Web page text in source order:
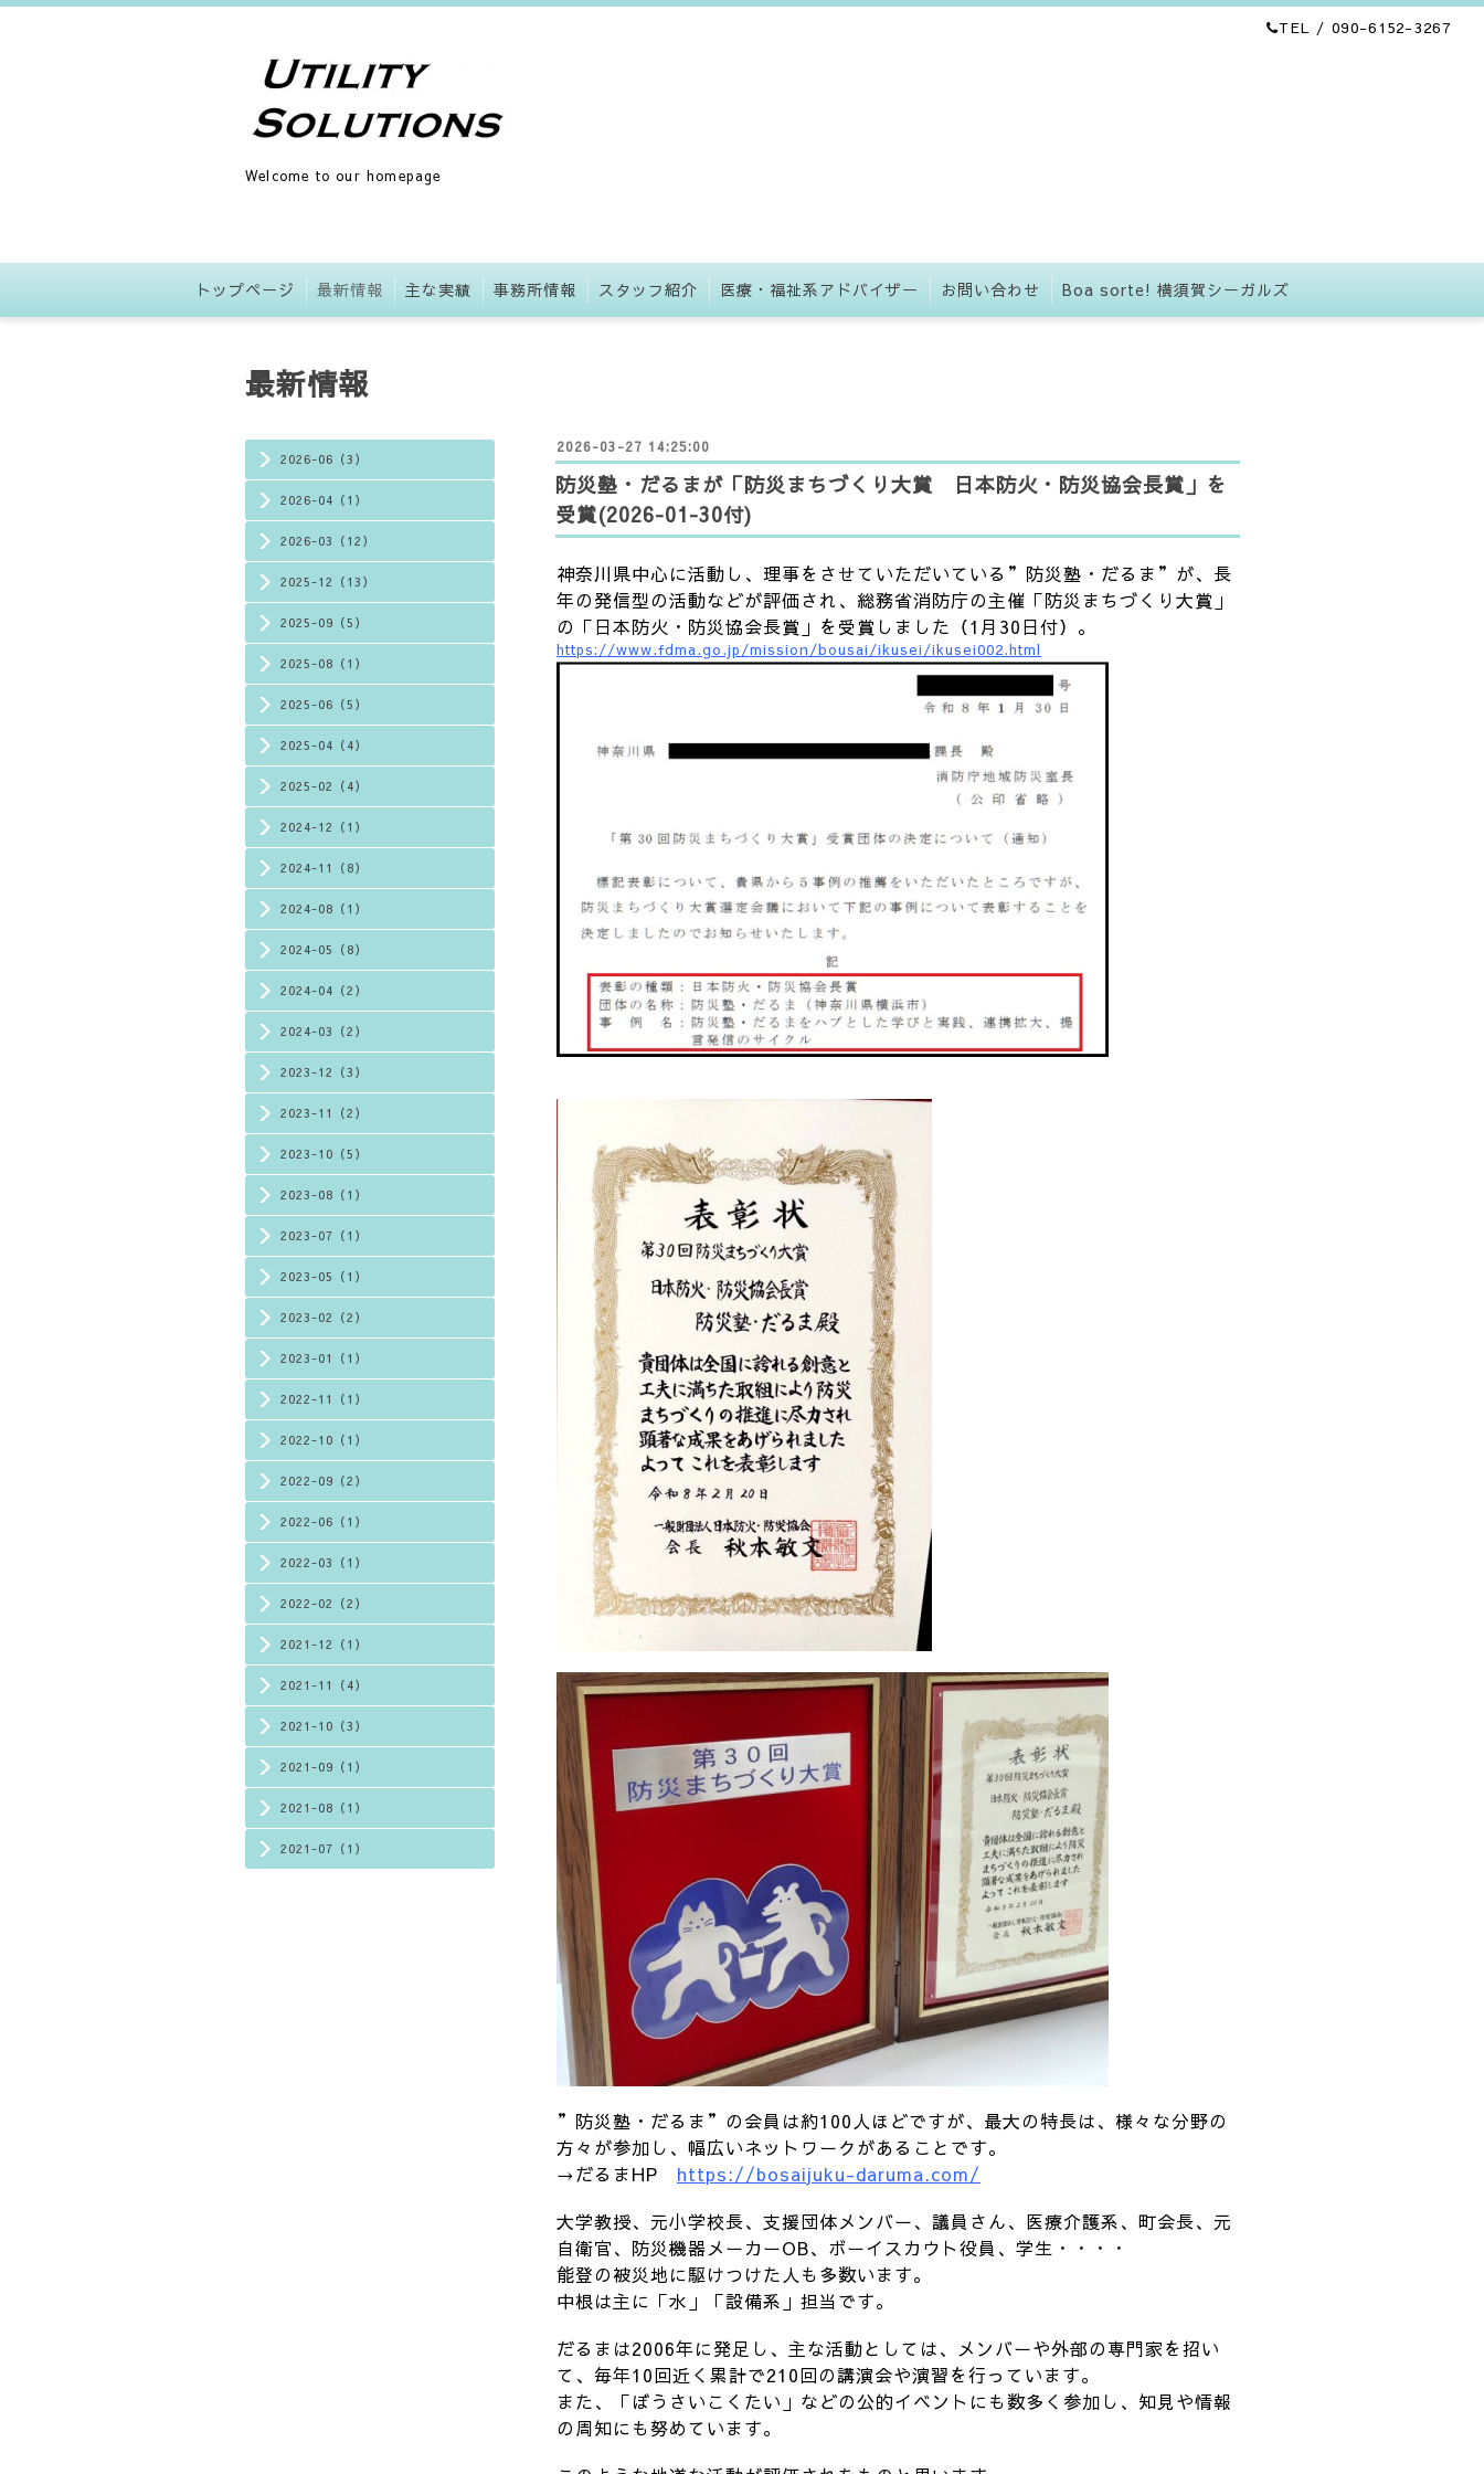
TEL / 090-6152-3267
Welcome to our homepage
トップページ 最新情報 主な実績 事務所情報 スタッフ紹介 医療・福祉系アドバイザー お問い合わせ Boa sorte! 横須賀シーガルズ
2026-06（3）
2026-04（1）
2026-03（12）
2025-12（13）
2025-09（5）
2025-08（1）
2025-06（5）
2025-04（4）
2025-02（4）
2024-12（1）
2024-11（8）
2024-08（1）
2024-05（8）
2024-04（2）
2024-03（2）
2023-12（3）
2023-11（2）
2023-10（5）
2023-08（1）
2023-07（1）
2023-05（1）
2023-02（2）
2023-01（1）
2022-11（1）
2022-10（1）
2022-09（2）
2022-06（1）
2022-03（1）
2022-02（2）
2021-12（1）
2021-11（4）
2021-10（3）
2021-09（1）
2021-08（1）
2021-07（1）
最新情報
2026-03-27 14:25:00
防災塾・だるまが「防災まちづくり大賞 日本防火・防災協会長賞」を
受賞(2026-01-30付)
神奈川県中心に活動し、理事をさせていただいている”防災塾・だるま”が、長
年の発信型の活動などが評価され、総務省消防庁の主催「防災まちづくり大賞」
の「日本防火・防災協会長賞」を受賞しました（1月30日付）。
https://www.fdma.go.jp/mission/bousai/ikusei/ikusei002.html
”防災塾・だるま”の会員は約100人ほどですが、最大の特長は、様々な分野の
方々が参加し、幅広いネットワークがあることです。
→だるまHP https://bosaijuku-daruma.com/
大学教授、元小学校長、支援団体メンバー、議員さん、医療介護系、町会長、元
自衛官、防災機器メーカーOB、ボーイスカウト役員、学生・・・・
能登の被災地に駆けつけた人も多数います。
中根は主に「水」「設備系」担当です。
だるまは2006年に発足し、主な活動としては、メンバーや外部の専門家を招い
て、毎年10回近く累計で210回の講演会や演習を行っています。
また、「ぼうさいこくたい」などの公的イベントにも数多く参加し、知見や情報
の周知にも努めています。